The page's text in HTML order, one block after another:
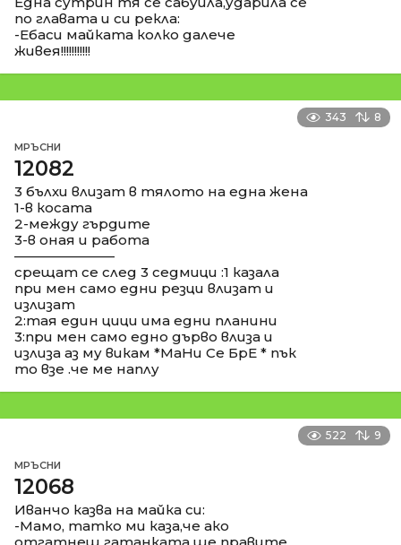
по главата и си рекла:
-Ебаси майката колко далече
живея!!!!!!!!!!!
343 8
МРЪСНИ
12082
3 бълхи влизат в тялото на една жена
1-в косата
2-между гърдите
3-в оная и работа
––––––––––––––
срещат се след 3 седмици :1 казала
при мен само едни резци влизат и
излизат
2:тая един цици има едни планини
3:при мен само едно дърво влиза и
излиза аз му викам *МаНи Се БрЕ * пък
то взе .че ме наплу
522 9
МРЪСНИ
12068
Иванчо казва на майка си:
-Мамо, татко ми каза,че ако